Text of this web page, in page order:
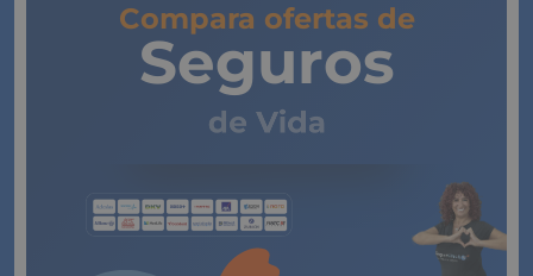
Compara ofertas de
Seguros
de Vida